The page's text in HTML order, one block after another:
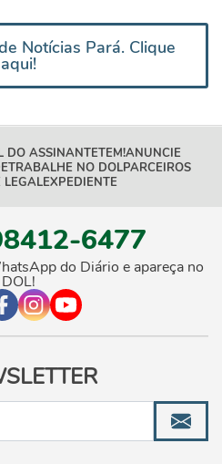
Notícias Pará. Clique
aqui!
DO ASSINANTETEM!ANUNCIE
TRABALHE NO DOLPARCEIROS
LEGALEXPEDIENTE
6477
do Diário e apareça no
DOL!